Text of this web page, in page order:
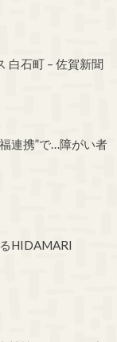
白石町 – 佐賀新聞
連携”で…障がい者
HIDAMARI